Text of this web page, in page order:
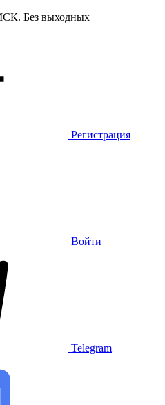
Без выходных
Регистрация
Войти
Telegram